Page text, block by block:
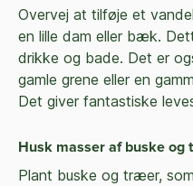
Overvej at tilføje et
en lille dam eller bæk.
drikke og bade. Det er
gamle grene eller en
Det giver fantastiske
Husk masser af buske og
Plant buske og træer,